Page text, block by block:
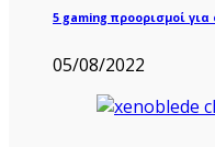
5 gaming προορισμοί
05/08/2022